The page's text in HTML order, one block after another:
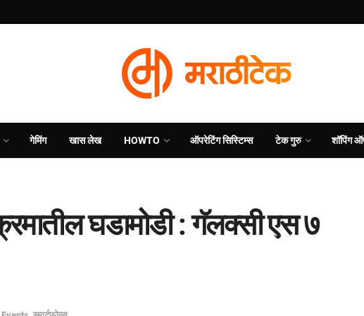
गेमिंग खास लेख HOWTO ऑपरेटिंग सिस्टिम्स टेक गुरु शॉपिंग
घडामोडी : गॅलक्सी एस ७